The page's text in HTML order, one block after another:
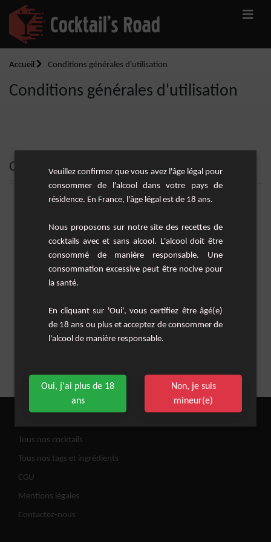
Accueil Conditions générales d'utilisation
Conditions générales d'utilisation
Conditions générales d'utilisation
Tous nos cocktails
Tous nos tags et ingrédients
CGU
Mentions légales
Contactez-nous
Veuillez confirmer que vous avez l'âge légal pour
consommer de l'alcool dans votre pays de
résidence. En France, l'âge légal est de 18 ans.
Nous proposons sur notre site des recettes de
cocktails avec et sans alcool. L'alcool doit être
consommé de manière responsable. Une
consommation excessive peut être nocive pour
la santé.
En cliquant sur 'Oui', vous certifiez être âgé(e)
de 18 ans ou plus et acceptez de consommer de
l'alcool de manière responsable.
Oui, j'ai plus de 18
ans
Non, je suis
mineur(e)